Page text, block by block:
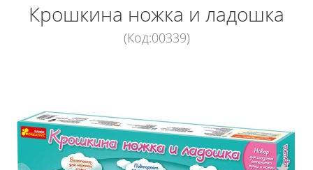
Крошкина ножка и ладошка
(Код:00339)